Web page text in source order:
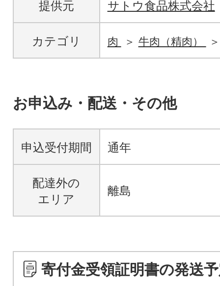
提供元 サトウ食品株式会社
カテゴリ 肉 牛肉（精肉）
お申込み・配送・その他
申込受付期間 通年
配達外の
エリア
離島
寄付金受領証明書の発送